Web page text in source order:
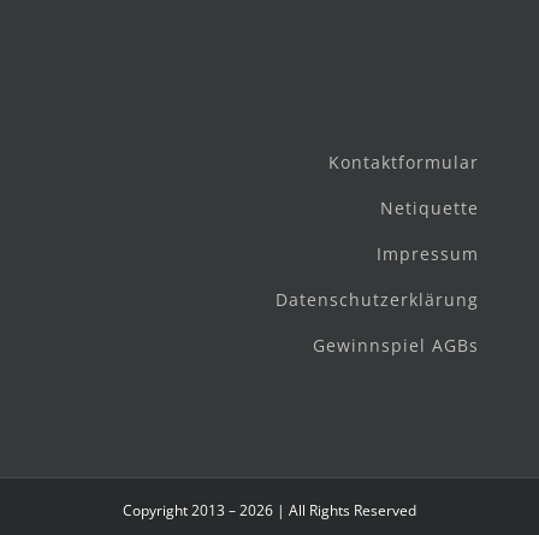
Kontaktformular
Netiquette
Impressum
Datenschutzerklärung
Gewinnspiel AGBs
Copyright 2013 – 2026 | All Rights Reserved